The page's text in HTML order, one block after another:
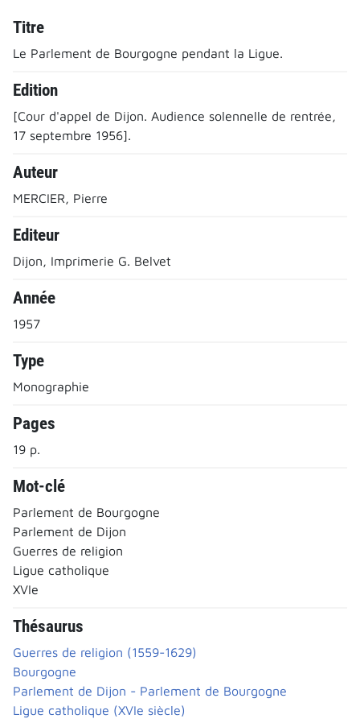
Titre
Le Parlement de Bourgogne pendant la Ligue.
Edition
[Cour d'appel de Dijon. Audience solennelle de rentrée,
17 septembre 1956].
Auteur
MERCIER, Pierre
Editeur
Dijon, Imprimerie G. Belvet
Année
1957
Type
Monographie
Pages
19 p.
Mot-clé
Parlement de Bourgogne
Parlement de Dijon
Guerres de religion
Ligue catholique
XVIe
Thésaurus
Guerres de religion (1559-1629)
Bourgogne
Parlement de Dijon - Parlement de Bourgogne
Ligue catholique (XVIe siècle)